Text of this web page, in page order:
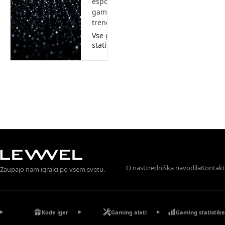
gaming
trends.
Vse gaming
statistike
Zaupajo nam igralci po vsem svetu. O nasUredniška navodilaKontakt
Kode iger Gaming alati Gaming statistike